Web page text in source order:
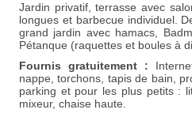
Jardin privatif, terrasse avec
longues et barbecue individuel.
grand jardin avec hamacs,
Pétanque (raquettes et boules à
Fournis gratuitement :
nappe, torchons, tapis de bain,
parking et pour les plus petits :
mixeur, chaise haute.